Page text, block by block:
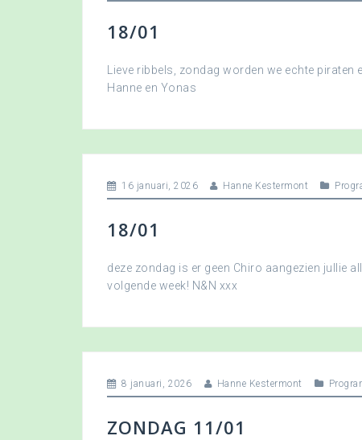
18/01
Lieve ribbels, zondag worden we echte
Hanne en Yonas
16 januari, 2026 Hanne Kestermont
18/01
deze zondag is er geen Chiro aangezien jullie
volgende week! N&N xxx
8 januari, 2026 Hanne Kestermont
ZONDAG 11/01